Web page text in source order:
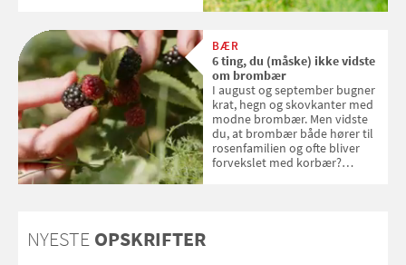
BÆR
6 ting, du (måske) ikke vidste
om brombær
I august og september bugner
krat, hegn og skovkanter med
modne brombær. Men vidste
du, at brombær både hører til
rosenfamilien og ofte bliver
forvekslet med korbær?
NYESTE OPSKRIFTER